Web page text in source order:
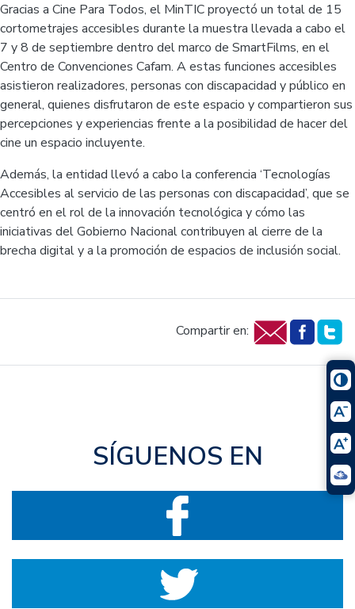
Gracias a Cine Para Todos, el MinTIC proyectó un total de 15
cortometrajes accesibles durante la muestra llevada a cabo el
7 y 8 de septiembre dentro del marco de SmartFilms, en el
Centro de Convenciones Cafam. A estas funciones accesibles
asistieron realizadores, personas con discapacidad y público en
general, quienes disfrutaron de este espacio y compartieron sus
percepciones y experiencias frente a la posibilidad de hacer del
cine un espacio incluyente.
Además, la entidad llevó a cabo la conferencia ‘Tecnologías
Accesibles al servicio de las personas con discapacidad’, que se
centró en el rol de la innovación tecnológica y cómo las
iniciativas del Gobierno Nacional contribuyen al cierre de la
brecha digital y a la promoción de espacios de inclusión social.
Compartir en:
SÍGUENOS EN